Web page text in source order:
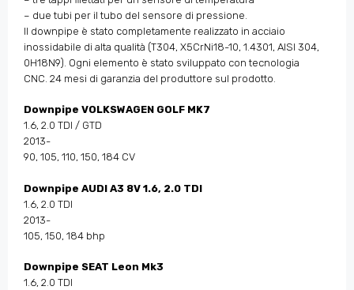
– due tubi per il tubo del sensore di pressione.
Il downpipe è stato completamente realizzato in acciaio
inossidabile di alta qualità (T304, X5CrNi18-10, 1.4301, AISI 304,
0H18N9). Ogni elemento è stato sviluppato con tecnologia
CNC. 24 mesi di garanzia del produttore sul prodotto.
Downpipe VOLKSWAGEN GOLF MK7
1.6, 2.0 TDI / GTD
2013-
90, 105, 110, 150, 184 CV
Downpipe AUDI A3 8V 1.6, 2.0 TDI
1.6, 2.0 TDI
2013-
105, 150, 184 bhp
Downpipe SEAT Leon Mk3
1.6, 2.0 TDI